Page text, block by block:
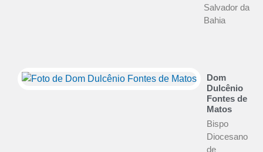
Salvador da
Bahia
Dom
Dulcênio
Fontes de
Matos
Bispo
Diocesano
de